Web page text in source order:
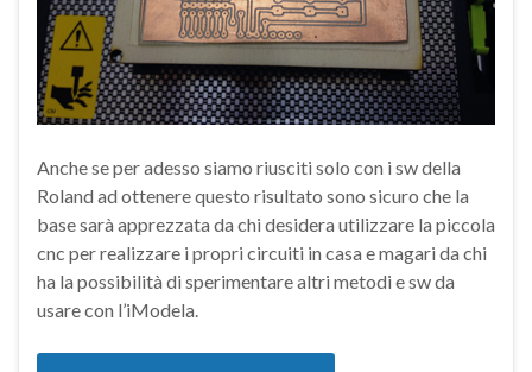
Anche se per adesso siamo riusciti solo con i sw della
Roland ad ottenere questo risultato sono sicuro che la
base sarà apprezzata da chi desidera utilizzare la piccola
cnc per realizzare i propri circuiti in casa e magari da chi
ha la possibilità di sperimentare altri metodi e sw da
usare con l’iModela.